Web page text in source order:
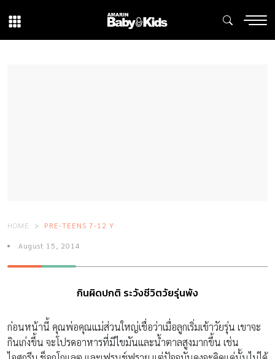
HOME PRE-TEENS 7-12 Y
August 15, 2014
กินผิดปกติ ระวังชีวิตวัยรุ่นพัง
ก่อนหน้านี้ คุณพ่อคุณแม่ส่วนใหญ่เชื่อว่าเมื่อลูกเริ่มเข้าวัยรุ่น เขาจะ
กินเก่งขึ้น จะโปรดอาหารที่มีไขมันและน้ำตาลสูงมากขึ้น เช่น